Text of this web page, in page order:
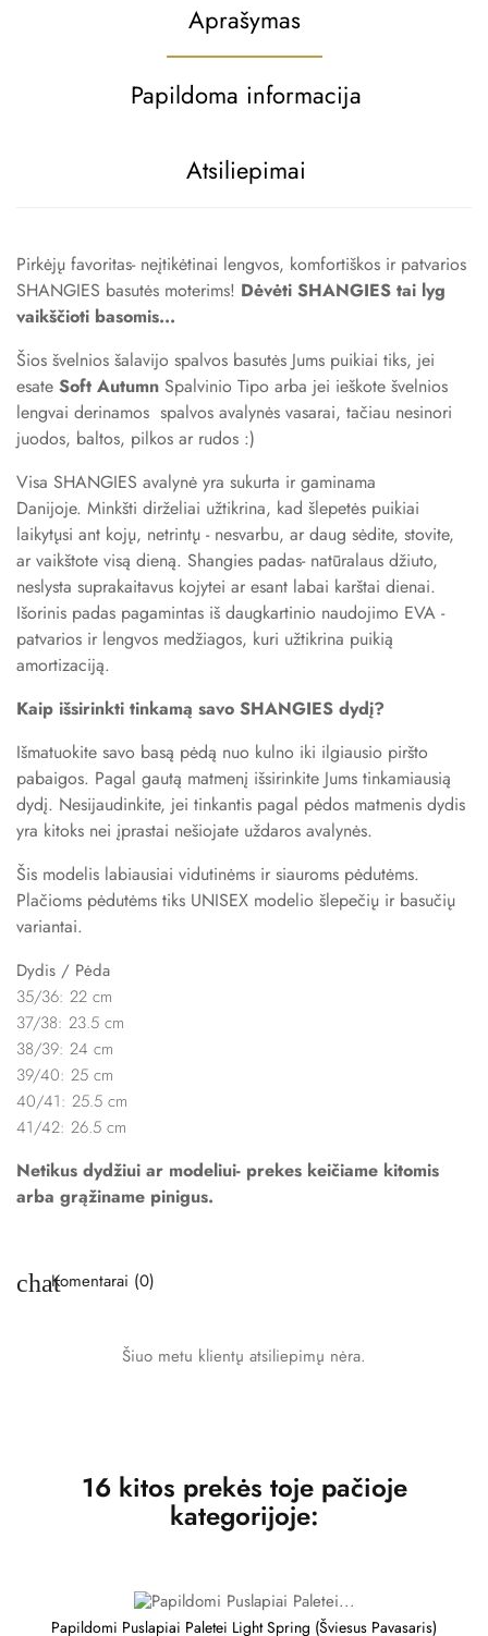
Aprašymas
Papildoma informacija
Atsiliepimai
Pirkėjų favoritas- neįtikėtinai lengvos, komfortiškos ir patvarios
SHANGIES basutės moterims! Dėvėti SHANGIES tai lyg
vaikščioti basomis...
Šios švelnios šalavijo spalvos basutės Jums puikiai tiks, jei
esate Soft Autumn Spalvinio Tipo arba jei ieškote švelnios
lengvai derinamos spalvos avalynės vasarai, tačiau nesinori
juodos, baltos, pilkos ar rudos :)
Visa SHANGIES avalynė yra sukurta ir gaminama
Danijoje. Minkšti dirželiai užtikrina, kad šlepetės puikiai
laikytųsi ant kojų, netrintų - nesvarbu, ar daug sėdite, stovite,
ar vaikštote visą dieną. Shangies padas- natūralaus džiuto,
neslysta suprakaitavus kojytei ar esant labai karštai dienai.
Išorinis padas pagamintas iš daugkartinio naudojimo EVA -
patvarios ir lengvos medžiagos, kuri užtikrina puikią
amortizaciją.
Kaip išsirinkti tinkamą savo SHANGIES dydį?
Išmatuokite savo basą pėdą nuo kulno iki ilgiausio piršto
pabaigos. Pagal gautą matmenį išsirinkite Jums tinkamiausią
dydį. Nesijaudinkite, jei tinkantis pagal pėdos matmenis dydis
yra kitoks nei įprastai nešiojate uždaros avalynės.
Šis modelis labiausiai vidutinėms ir siauroms pėdutėms.
Plačioms pėdutėms tiks UNISEX modelio šlepečių ir basučių
variantai.
Dydis / Pėda
35/36: 22 cm
37/38: 23.5 cm
38/39: 24 cm
39/40: 25 cm
40/41: 25.5 cm
41/42: 26.5 cm
Netikus dydžiui ar modeliui- prekes keičiame kitomis
arba grąžiname pinigus.
chatKomentarai (0)
Šiuo metu klientų atsiliepimų nėra.
16 kitos prekės toje pačioje
kategorijoje:
Papildomi Puslapiai Paletei Light Spring (Šviesus Pavasaris)